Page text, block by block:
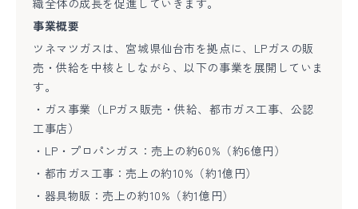
織全体の成長を促進していきます。
事業概要
ツネマツガスは、宮城県仙台市を拠点に、LPガスの販
売・供給を中核としながら、以下の事業を展開していま
す。
・ガス事業（LPガス販売・供給、都市ガス工事、公認
工事店）
・LP・プロパンガス：売上の約60%（約6億円）
・都市ガス工事：売上の約10%（約1億円）
・器具物販：売上の約10%（約1億円）